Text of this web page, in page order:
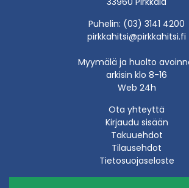
Puhelin: (03) 3141 4200
pirkkahitsi@pirkkahitsi.fi
Myymälä ja huolto
arkisin klo 8-16
Web 24h
Ota yhteyttä
Kirjaudu sisään
Takuuehdot
Tilausehdot
Tietosuojaseloste